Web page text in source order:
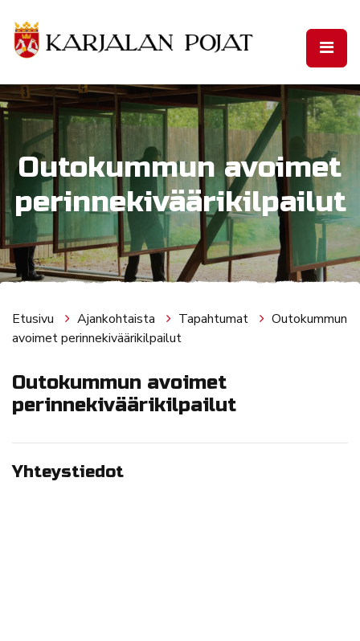
Outokummun avoimet
perinnekiväärikilpailut
Etusivu Ajankohtaista Tapahtumat
Outokummun
avoimet perinnekiväärikilpailut
Outokummun avoimet
perinnekiväärikilpailut
Yhteystiedot